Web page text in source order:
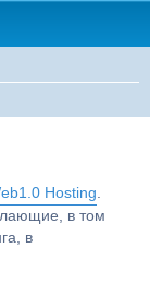
Hosting.
в том
в